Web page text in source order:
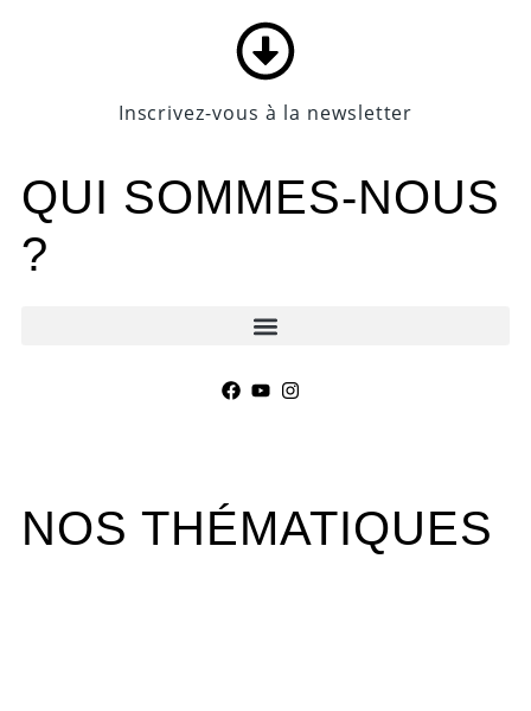
Inscrivez-vous à la newsletter
QUI SOMMES-NOUS
?
NOS THÉMATIQUES